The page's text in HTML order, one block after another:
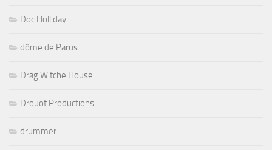
Doc Holliday
dôme de Parus
Drag Witche House
Drouot Productions
drummer